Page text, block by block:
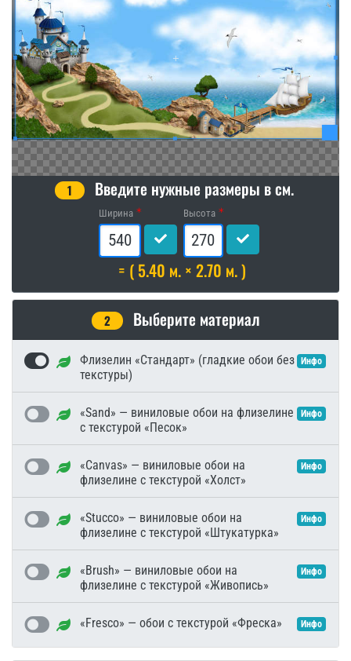
1 Введите нужные размеры в см.
Ширина Высота
= ( 5.40 м. × 2.70 м. )
2 Выберите материал
Флизелин «Стандарт» (гладкие обои без
текстуры)
Инфо
«Sand» — виниловые обои на флизелине
с текстурой «Песок»
Инфо
«Canvas» — виниловые обои на
флизелине с текстурой «Холст»
Инфо
«Stucco» — виниловые обои на
флизелине с текстурой «Штукатурка»
Инфо
«Brush» — виниловые обои на
флизелине с текстурой «Живопись»
Инфо
«Fresco» — обои с текстурой «Фреска» Инфо